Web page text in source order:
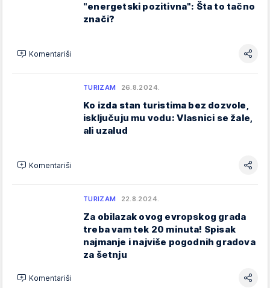
"energetski pozitivna": Šta to tačno
znači?
Komentariši
TURIZAM 26.8.2024.
Ko izda stan turistima bez dozvole,
isključuju mu vodu: Vlasnici se žale,
ali uzalud
Komentariši
TURIZAM 22.8.2024.
Za obilazak ovog evropskog grada
treba vam tek 20 minuta! Spisak
najmanje i najviše pogodnih gradova
za šetnju
Komentariši